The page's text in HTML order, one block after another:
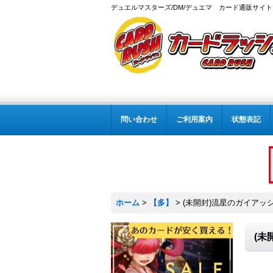
デュエルマスターズ/DM/デュエマ カード通販サイト
問い合わせ ご利用案内 状態表記
ホーム > 【多】 > (未開封)流星のガイアッ
(未